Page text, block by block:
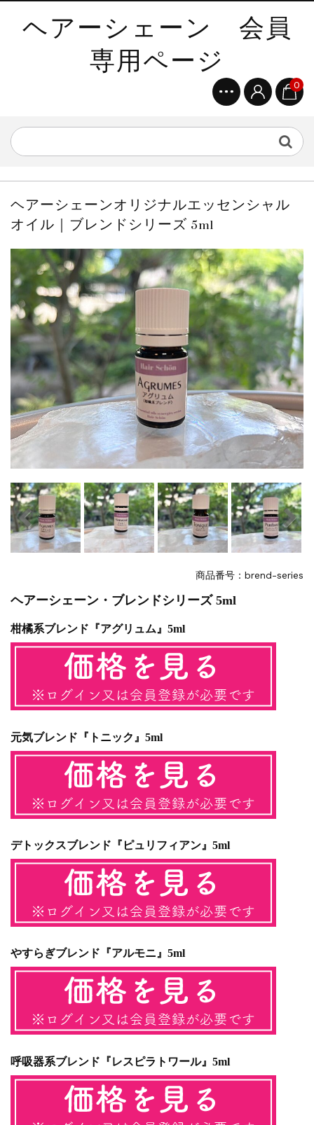
ヘアーシェーン 会員
専用ページ 0
ヘアーシェーンオリジナルエッセンシャル
オイル｜ブレンドシリーズ 5ml
商品番号：brend-series
ヘアーシェーン・ブレンドシリーズ 5ml
柑橘系ブレンド『アグリュム』5ml
元気ブレンド『トニック』5ml
デトックスブレンド『ピュリフィアン』5ml
やすらぎブレンド『アルモニ』5ml
呼吸器系ブレンド『レスピラトワール』5ml